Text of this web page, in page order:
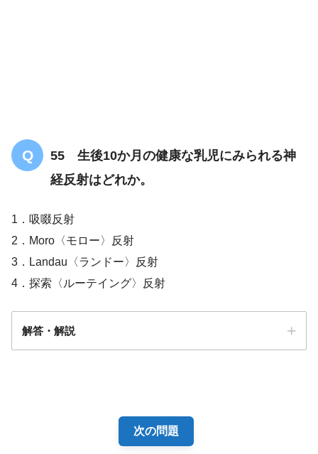
55 生後10か月の健康な乳児にみられる神
経反射はどれか。
1．吸啜反射
2．Moro〈モロー〉反射
3．Landau〈ランドー〉反射
4．探索〈ルーテイング〉反射
解答・解説
次の問題